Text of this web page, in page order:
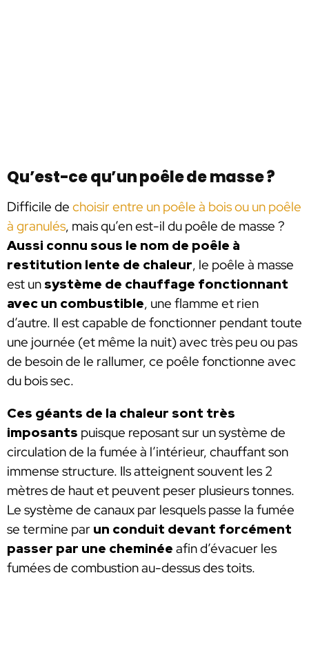
Qu’est-ce qu’un poêle de masse ?
Difficile de choisir entre un poêle à bois ou un poêle
à granulés, mais qu’en est-il du poêle de masse ?
Aussi connu sous le nom de poêle à
restitution lente de chaleur, le poêle à masse
est un système de chauffage fonctionnant
avec un combustible, une flamme et rien
d’autre. Il est capable de fonctionner pendant toute
une journée (et même la nuit) avec très peu ou pas
de besoin de le rallumer, ce poêle fonctionne avec
du bois sec.
Ces géants de la chaleur sont très
imposants puisque reposant sur un système de
circulation de la fumée à l’intérieur, chauffant son
immense structure. Ils atteignent souvent les 2
mètres de haut et peuvent peser plusieurs tonnes.
Le système de canaux par lesquels passe la fumée
se termine par un conduit devant forcément
passer par une cheminée afin d’évacuer les
fumées de combustion au-dessus des toits.